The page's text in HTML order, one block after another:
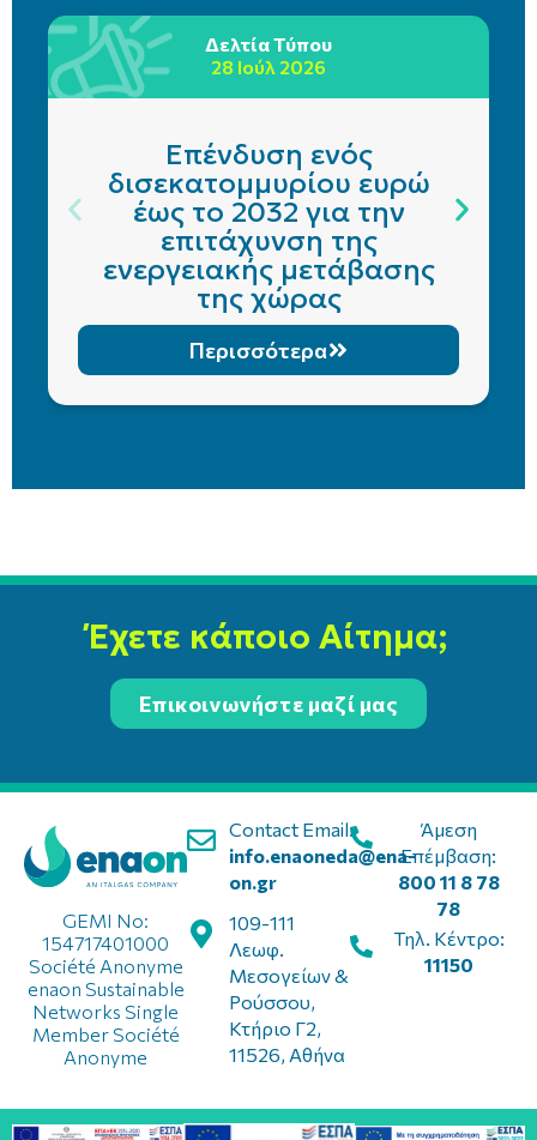
Δελτία Τύπου
28 Ιούλ 2026
Επένδυση ενός
δισεκατομμυρίου ευρώ
έως το 2032 για την
επιτάχυνση της
ενεργειακής μετάβασης
της χώρας
Περισσότερα
Έχετε κάποιο Αίτημα;
Επικοινωνήστε μαζί μας
Contact Email:
info.enaoneda@ena-
on.gr
109-111
Λεωφ.
Μεσογείων &
Ρούσσου,
Κτήριο Γ2,
11526, Αθήνα
GEMI No:
154717401000
Société Anonyme
enaon Sustainable
Networks Single
Member Société
Anonyme
Άμεση
Επέμβαση:
800 11 8 78
78
Τηλ. Κέντρο:
11150